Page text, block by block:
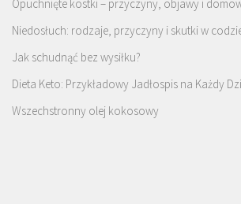
Opuchnięte kostki – przyczyny, objawy i
Niedosłuch: rodzaje, przyczyny i skutki w
Jak schudnąć bez wysiłku?
Dieta Keto: Przykładowy Jadłospis na Każdy
Wszechstronny olej kokosowy